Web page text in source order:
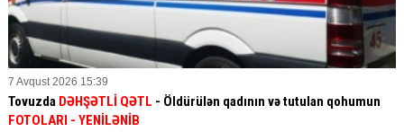
7 Avqust 2026 15:39
Tovuzda DƏHŞƏTLİ QƏTL - Öldürülən qadının və tutulan qohumun
FOTOLARI - YENİLƏNİB